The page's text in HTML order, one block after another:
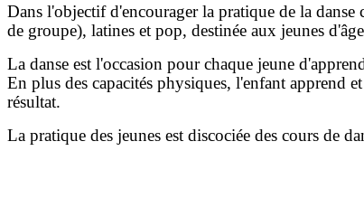
Dans l'objectif d'encourager la pratique de la danse
de groupe), latines et pop, destinée aux jeunes
La danse est l'occasion pour chaque jeune
En plus des capacités physiques, l'enfant apprend
résultat.
La pratique des jeunes est discociée des cours de